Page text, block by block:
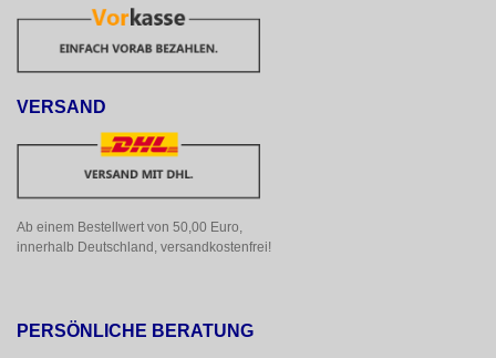
VERSAND
Ab einem Bestellwert von 50,00 Euro,
innerhalb Deutschland, versandkostenfrei!
PERSÖNLICHE BERATUNG